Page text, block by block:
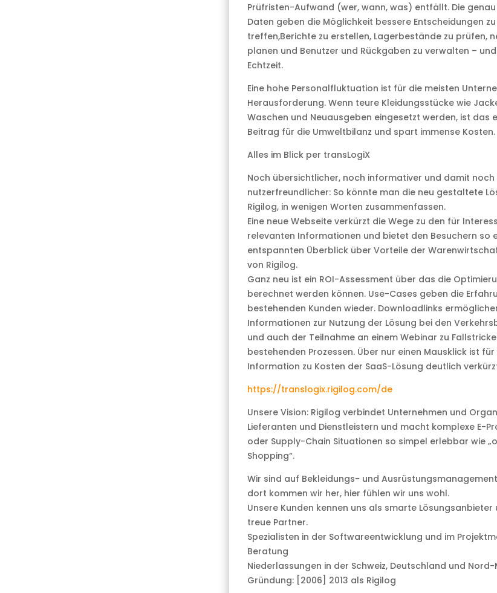
Prüfristen-Aufwand (wer, wann, was) entfällt. Die
Daten geben die Möglichkeit bessere Entscheidungen zu
treffen,Berichte zu erstellen, Lagerbestände zu prüfen,
planen und Benutzer und Rückgaben zu verwalten –
Echtzeit.
Eine hohe Personalfluktuation ist für die meisten
Herausforderung. Wenn teure Kleidungsstücke wie
Waschen und Neuausgeben eingesetzt werden, ist das
Beitrag für die Umweltbilanz und spart immense Kosten.
Alles im Blick per transLogiX
Noch übersichtlicher, noch informativer und damit noch
nutzerfreundlicher: So könnte man die neu gestaltete
Rigilog, in wenigen Worten zusammenfassen.
Eine neue Webseite verkürzt die Wege zu den für
relevanten Informationen und bietet den Besuchern so
entspannten Überblick über Vorteile der
von Rigilog.
Ganz neu ist ein ROI-Assessment über das die
berechnet werden können. Use-Cases geben die
bestehenden Kunden wieder. Downloadlinks
Informationen zur Nutzung der Lösung bei den
und auch der Teilnahme an einem Webinar zu
bestehenden Prozessen. Über nur einen Mausklick ist
Information zu Kosten der SaaS-Lösung deutlich
https://translogix.rigilog.com/de
Unsere Vision: Rigilog verbindet Unternehmen und
Lieferanten und Dienstleistern und macht komplexe E-
oder Supply-Chain Situationen so simpel erlebbar wie
Shopping“.
Wir sind auf Bekleidungs- und
dort kommen wir her, hier fühlen wir uns wohl.
Unsere Kunden kennen uns als smarte
treue Partner.
Spezialisten in der Softwareentwicklung und im
Beratung
Niederlassungen in der Schweiz, Deutschland und Nord-
Gründung: [2006] 2013 als Rigilog